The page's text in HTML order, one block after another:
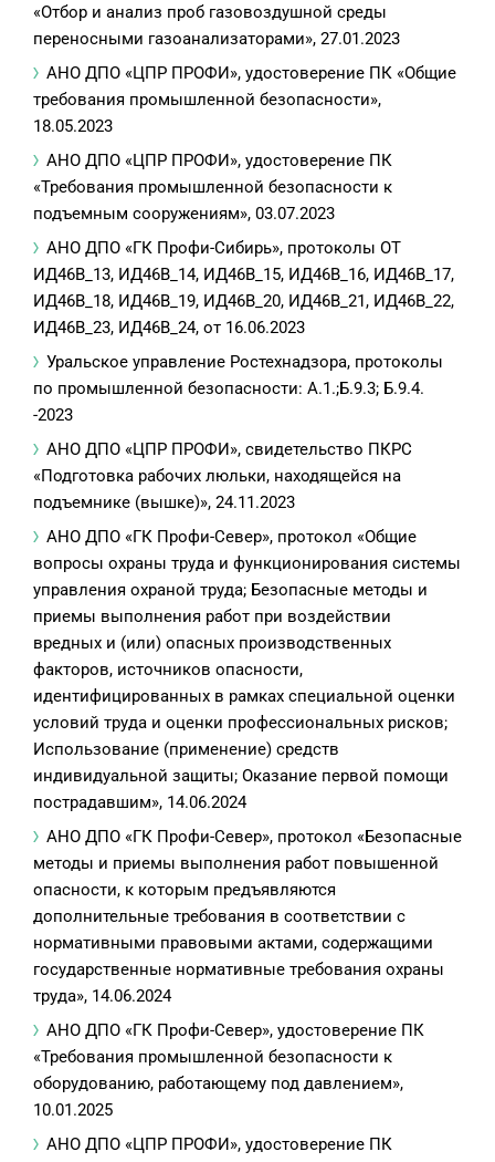
«Отбор и анализ проб газовоздушной среды
переносными газоанализаторами», 27.01.2023
АНО ДПО «ЦПР ПРОФИ», удостоверение ПК «Общие
требования промышленной безопасности»,
18.05.2023
АНО ДПО «ЦПР ПРОФИ», удостоверение ПК
«Требования промышленной безопасности к
подъемным сооружениям», 03.07.2023
АНО ДПО «ГК Профи-Сибирь», протоколы ОТ
ИД46В_13, ИД46В_14, ИД46В_15, ИД46В_16, ИД46В_17,
ИД46В_18, ИД46В_19, ИД46В_20, ИД46В_21, ИД46В_22,
ИД46В_23, ИД46В_24, от 16.06.2023
Уральское управление Ростехнадзора, протоколы
по промышленной безопасности: А.1.;Б.9.3; Б.9.4.
-2023
АНО ДПО «ЦПР ПРОФИ», свидетельство ПКРС
«Подготовка рабочих люльки, находящейся на
подъемнике (вышке)», 24.11.2023
АНО ДПО «ГК Профи-Север», протокол «Общие
вопросы охраны труда и функционирования системы
управления охраной труда; Безопасные методы и
приемы выполнения работ при воздействии
вредных и (или) опасных производственных
факторов, источников опасности,
идентифицированных в рамках специальной оценки
условий труда и оценки профессиональных рисков;
Использование (применение) средств
индивидуальной защиты; Оказание первой помощи
пострадавшим», 14.06.2024
АНО ДПО «ГК Профи-Север», протокол «Безопасные
методы и приемы выполнения работ повышенной
опасности, к которым предъявляются
дополнительные требования в соответствии с
нормативными правовыми актами, содержащими
государственные нормативные требования охраны
труда», 14.06.2024
АНО ДПО «ГК Профи-Север», удостоверение ПК
«Требования промышленной безопасности к
оборудованию, работающему под давлением»,
10.01.2025
АНО ДПО «ЦПР ПРОФИ», удостоверение ПК